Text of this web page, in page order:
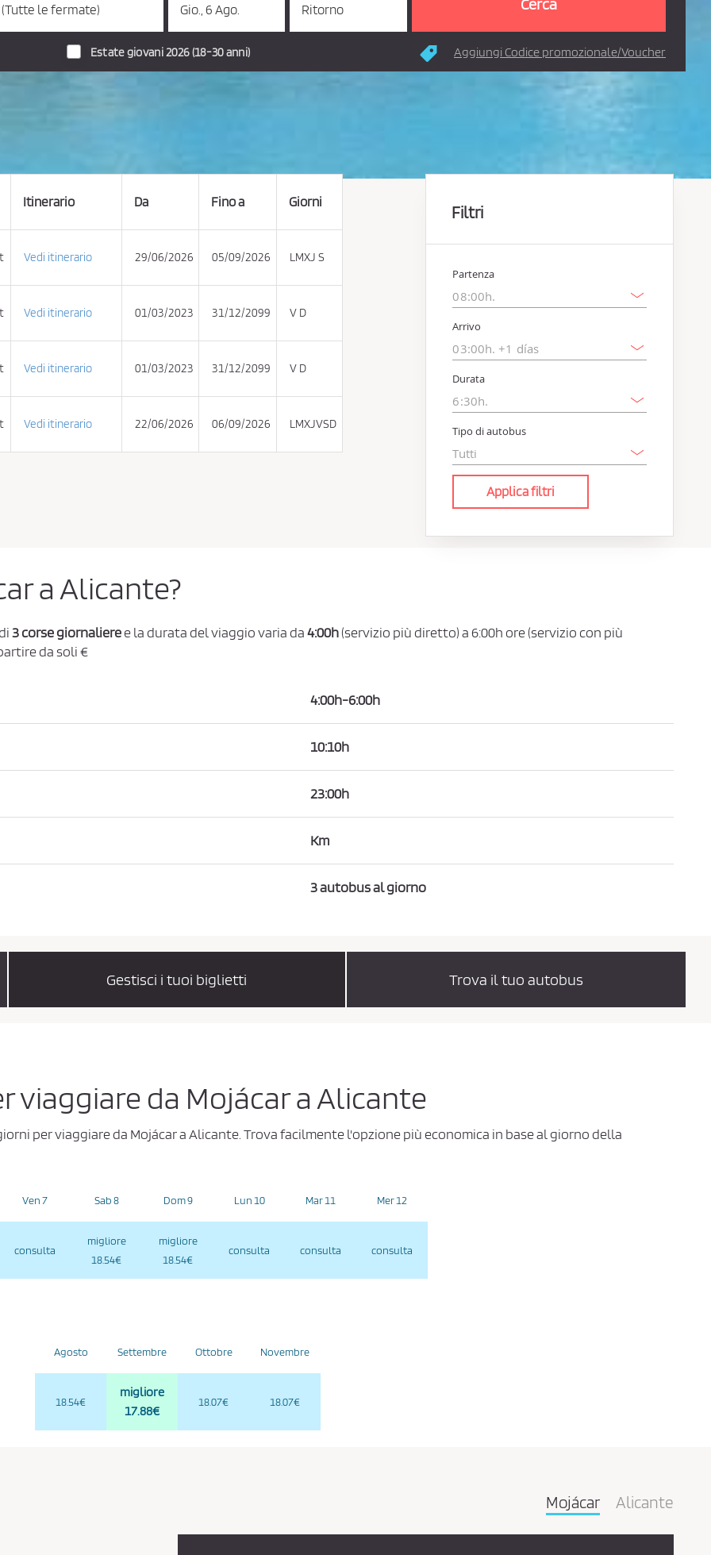
le fermate) Gio., 6 Ago. Ritorno
Estate giovani 2026 (18-30 anni) Aggiungi Codice promozionale/Voucher
Itinerario Da Fino a Giorni
Vedi itinerario 29/06/2026 05/09/2026 LMXJ S
Vedi itinerario 01/03/2023 31/12/2099 V D
Vedi itinerario 01/03/2023 31/12/2099 V D
Vedi itinerario 22/06/2026 06/09/2026 LMXJVSD
Filtri
Partenza
Arrivo
Durata
Tipo di autobus
Applica filtri
a Alicante?
3 corse giornalieree la durata del viaggio varia da4:00h(servizio più diretto) a 6:00h ore (servizio con più
da soli €
4:00h-6:00h
10:10h
23:00h
Km
3 autobus al giorno
Gestisci i tuoi biglietti Trova il tuo autobus
viaggiare da Mojácar a Alicante
per viaggiare da Mojácar a Alicante. Trova facilmente l'opzione più economica in base al giorno della
Ven 7
consulta
Sab 8
migliore
18.54€
Dom 9
migliore
18.54€
Lun 10
consulta
Mar 11
consulta
Mer 12
consulta
Agosto
18.54€
Settembre
migliore
17.88€
Ottobre
18.07€
Novembre
18.07€
Mojácar Alicante